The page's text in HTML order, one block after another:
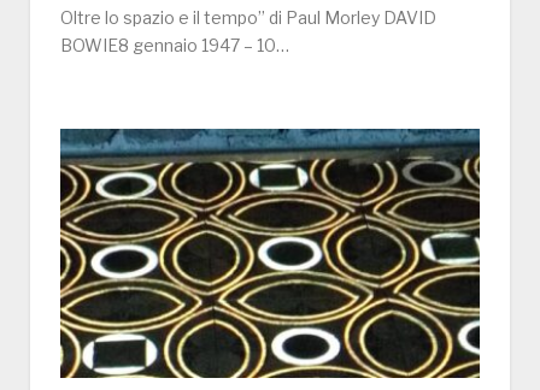
Oltre lo spazio e il tempo” di Paul Morley DAVID
BOWIE8 gennaio 1947 – 10…